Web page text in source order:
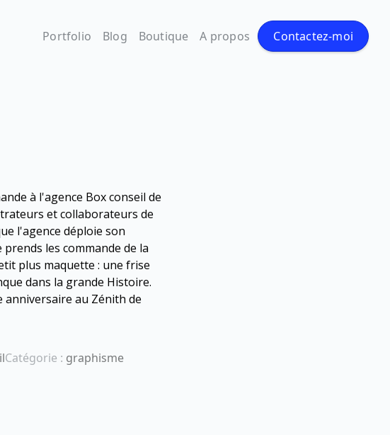
Portfolio Blog Boutique A propos Contactez-moi
à l'agence Box conseil de
et collaborateurs de
l'agence déploie son
les commande de la
plus maquette : une frise
dans la grande Histoire.
anniversaire au Zénith de
Catégorie : graphisme